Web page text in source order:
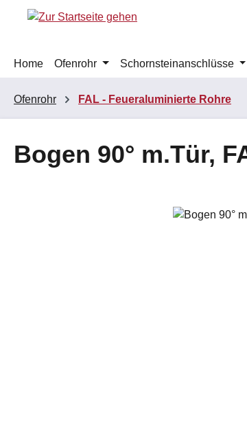
Hauptinhalt springen
Zur Suche springen
Zur Hauptnavigation springen
Home Ofenrohr Schornsteinanschlüsse
Ofenrohr FAL - Feueraluminierte Rohre
Bogen 90° m.Tür,